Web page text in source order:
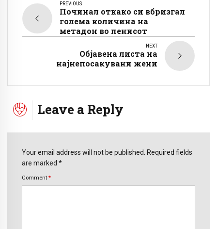
PREVIOUS
Починал откако си вбризгал
голема количина на
метадон во пенисот
NEXT
Објавена листа на
најнепосакувани жени
Leave a Reply
Your email address will not be published. Required fields
are marked *
Comment *